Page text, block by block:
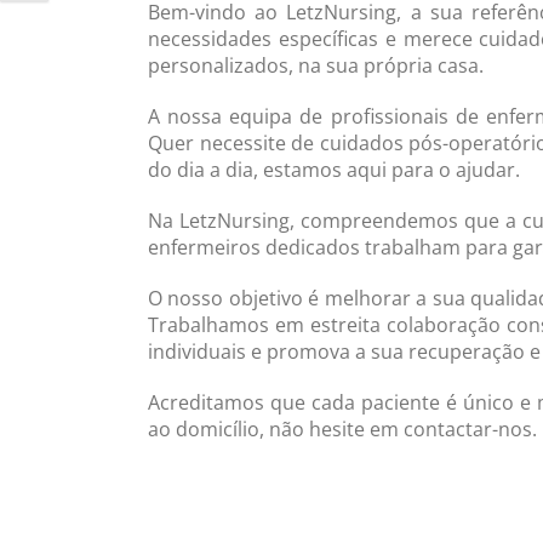
Bem-vindo ao LetzNursing, a sua
necessidades específicas e merece
personalizados, na sua própria casa.
A nossa equipa de profissionais de
Quer necessite de cuidados pós-
do dia a dia, estamos aqui para o ajudar.
Na LetzNursing, compreendemos que a
enfermeiros dedicados trabalham para
O nosso objetivo é melhorar a sua
Trabalhamos em estreita colaboração
individuais e promova a sua recuperação
Acreditamos que cada paciente é único
ao domicílio, não hesite em contactar-nos.